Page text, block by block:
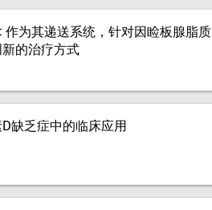
为其递送系统，针对因睑板腺脂质
的治疗方式
缺乏症中的临床应用